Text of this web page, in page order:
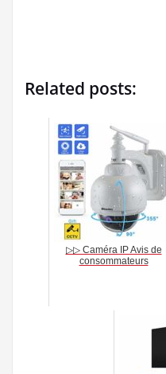
Related posts:
▷▷ Caméra IP Avis de
consommateurs